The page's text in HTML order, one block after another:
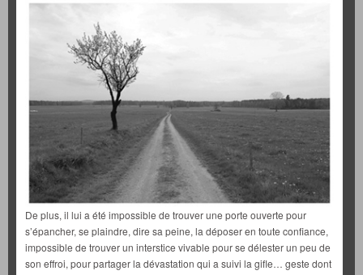
De plus, il lui a été impossible de trouver une porte ouverte pour
s’épancher, se plaindre, dire sa peine, la déposer en toute confiance,
impossible de trouver un interstice vivable pour se délester un peu de
son effroi, pour partager la dévastation qui a suivi la gifle… geste dont